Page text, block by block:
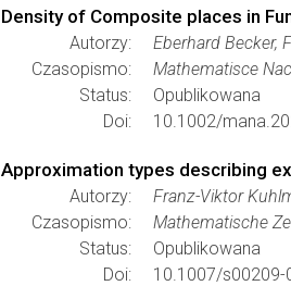
Density of Composite places in
Autorzy:
Eberhard Becker,
Czasopismo:
Mathematisce
Status:
Opublikowana
Doi:
10.1002/
Approximation types describing
Autorzy:
Franz-Viktor
Czasopismo:
Mathematische
Status:
Opublikowana
Doi:
10.1007/s00209-